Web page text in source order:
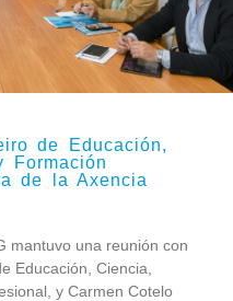
de Educación,
Formación
de la Axencia
mantuvo una reunión con
Educación, Ciencia,
y Carmen Cotelo